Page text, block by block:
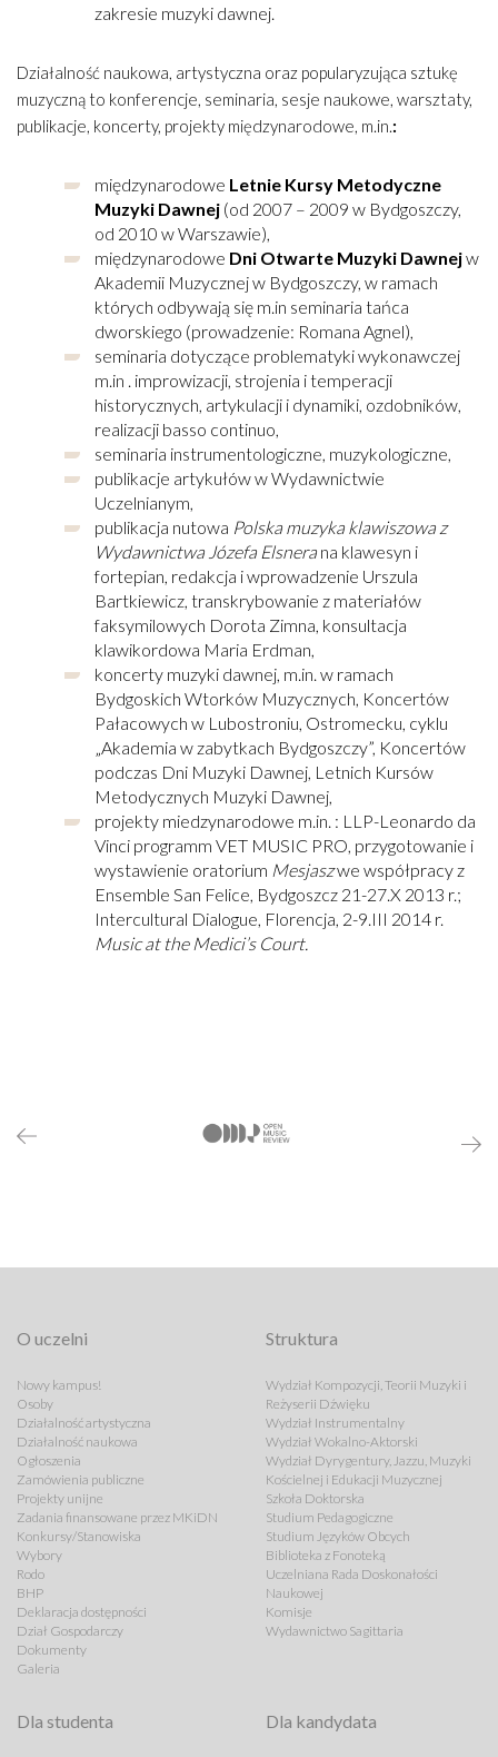
zakresie muzyki dawnej.
Działalność naukowa, artystyczna oraz popularyzująca sztukę
muzyczną to konferencje, seminaria, sesje naukowe, warsztaty,
publikacje, koncerty, projekty międzynarodowe, m.in.:
międzynarodowe Letnie Kursy Metodyczne
Muzyki Dawnej (od 2007 – 2009 w Bydgoszczy,
od 2010 w Warszawie),
międzynarodowe Dni Otwarte Muzyki Dawnejw
Akademii Muzycznej w Bydgoszczy, w ramach
których odbywają się m.in seminaria tańca
dworskiego (prowadzenie: Romana Agnel),
seminaria dotyczące problematyki wykonawczej
m.in . improwizacji, strojenia i temperacji
historycznych, artykulacji i dynamiki, ozdobników,
realizacji basso continuo,
seminaria instrumentologiczne, muzykologiczne,
publikacje artykułów w Wydawnictwie
Uczelnianym,
publikacja nutowa Polska muzyka klawiszowa z
Wydawnictwa Józefa Elsnera na klawesyn i
fortepian, redakcja i wprowadzenie Urszula
Bartkiewicz, transkrybowanie z materiałów
faksymilowych Dorota Zimna, konsultacja
klawikordowa Maria Erdman,
koncerty muzyki dawnej, m.in. w ramach
Bydgoskich Wtorków Muzycznych, Koncertów
Pałacowych w Lubostroniu, Ostromecku, cyklu
„Akademia w zabytkach Bydgoszczy”, Koncertów
podczas Dni Muzyki Dawnej, Letnich Kursów
Metodycznych Muzyki Dawnej,
projekty miedzynarodowe m.in. : LLP-Leonardo da
Vinci programm VET MUSIC PRO, przygotowanie i
wystawienie oratorium Mesjaszwe współpracy z
Ensemble San Felice, Bydgoszcz 21-27.X 2013 r.;
Intercultural Dialogue, Florencja, 2-9.III 2014 r.
Music at the Medici’s Court.
O uczelni
Nowy kampus!
Osoby
Działalność artystyczna
Działalność naukowa
Ogłoszenia
Zamówienia publiczne
Projekty unijne
Zadania finansowane przez MKiDN
Konkursy/Stanowiska
Wybory
Rodo
BHP
Deklaracja dostępności
Dział Gospodarczy
Dokumenty
Galeria
Struktura
Wydział Kompozycji, Teorii Muzyki i
Reżyserii Dźwięku
Wydział Instrumentalny
Wydział Wokalno-Aktorski
Wydział Dyrygentury, Jazzu, Muzyki
Kościelnej i Edukacji Muzycznej
Szkoła Doktorska
Studium Pedagogiczne
Studium Języków Obcych
Biblioteka z Fonoteką
Uczelniana Rada Doskonałości
Naukowej
Komisje
Wydawnictwo Sagittaria
Dla studenta Dla kandydata